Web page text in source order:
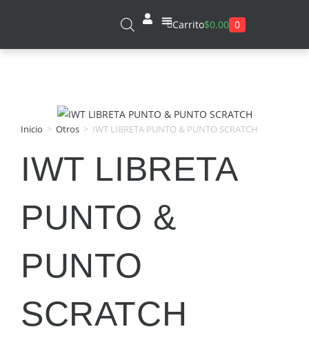
Carrito$0.00 0
Inicio > Otros > IWT LIBRETA PUNTO & PUNTO SCRATCH
IWT LIBRETA
PUNTO &
PUNTO
SCRATCH